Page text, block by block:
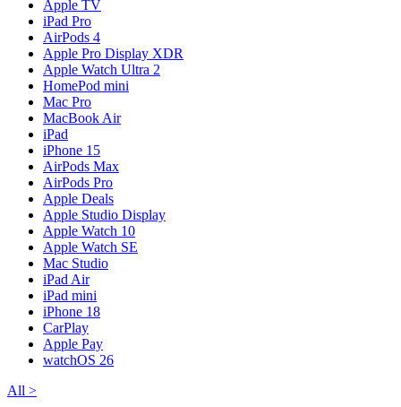
Apple TV
iPad Pro
AirPods 4
Apple Pro Display XDR
Apple Watch Ultra 2
HomePod mini
Mac Pro
MacBook Air
iPad
iPhone 15
AirPods Max
AirPods Pro
Apple Deals
Apple Studio Display
Apple Watch 10
Apple Watch SE
Mac Studio
iPad Air
iPad mini
iPhone 18
CarPlay
Apple Pay
watchOS 26
All >